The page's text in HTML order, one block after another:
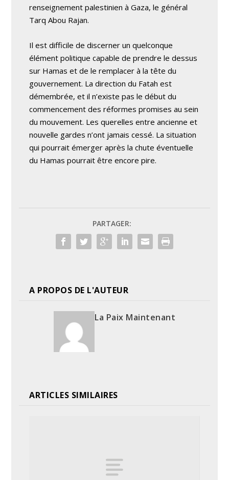
renseignement palestinien à Gaza, le général
Tarq Abou Rajan.
Il est difficile de discerner un quelconque
élément politique capable de prendre le dessus
sur Hamas et de le remplacer à la tête du
gouvernement. La direction du Fatah est
démembrée, et il n’existe pas le début du
commencement des réformes promises au sein
du mouvement. Les querelles entre ancienne et
nouvelle gardes n’ont jamais cessé. La situation
qui pourrait émerger après la chute éventuelle
du Hamas pourrait être encore pire.
PARTAGER:
A PROPOS DE L'AUTEUR
La Paix Maintenant
ARTICLES SIMILAIRES